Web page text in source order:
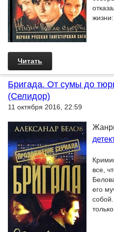
жизни:
Читать
Бригада. От сумы до
(Селидор)
11 октября 2016, 22:59
все,
его